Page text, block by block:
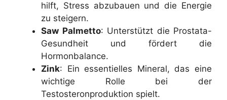
hilft, Stress abzubauen und die Energie
zu steigern.
Saw Palmetto: Unterstützt die Prostata-
Gesundheit und fördert die
Hormonbalance.
Zink: Ein essentielles Mineral, das eine
wichtige Rolle bei der
Testosteronproduktion spielt.